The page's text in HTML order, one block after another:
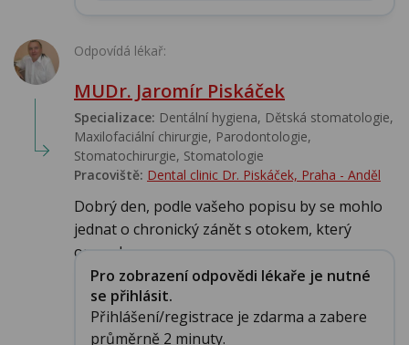
Odpovídá lékař:
MUDr. Jaromír Piskáček
Specializace: Dentální hygiena, Dětská stomatologie,
Maxilofaciální chirurgie, Parodontologie,
Stomatochirurgie, Stomatologie‎
Pracoviště: Dental clinic Dr. Piskáček, Praha - Anděl
Dobrý den, podle vašeho popisu by se mohlo
jednat o chronický zánět s otokem, který
opravdu ne...
Pro zobrazení odpovědi lékaře je nutné
se přihlásit.
Přihlášení/registrace je zdarma a zabere
průměrně 2 minuty.